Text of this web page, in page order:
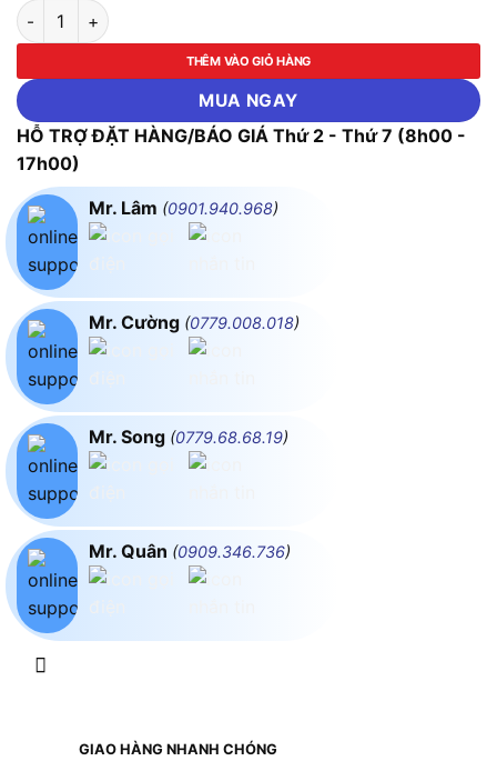
Bộ chuyển đầu vít 1/4in sang bulong 1/2in Dewalt
THÊM VÀO GIỎ HÀNG
MUA NGAY
HỖ TRỢ ĐẶT HÀNG/BÁO GIÁ Thứ 2 - Thứ 7 (8h00 -
17h00)
Mr. Lâm (0901.940.968)
Mr. Cường (0779.008.018)
Mr. Song (0779.68.68.19)
Mr. Quân (0909.346.736)
GIAO HÀNG NHANH CHÓNG